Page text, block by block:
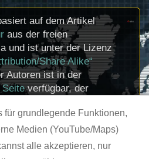
für grundlegende Funktionen,
Medien (YouTube/Maps)
alle akzeptieren, nur
auf dem Artikel
aus der freien
und ist unter der Lizenz
Share Alike“
Autoren ist in der
Seiteverfügbar, der
und zum
Mediendateien
können im Regelfall
werden.